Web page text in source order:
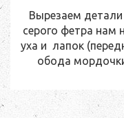
Вырезаем
серого фетра нам
уха и лапок
обода